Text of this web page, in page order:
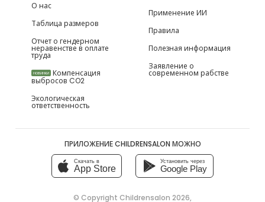
О нас
Таблица размеров
Отчет о гендерном
неравенстве в оплате
труда
НОВИНКИ Компенсация
выбросов CO2
Экологическая
ответственность
Применение ИИ
Правила
Полезная информация
Заявление о
современном рабстве
ПРИЛОЖЕНИЕ CHILDRENSALON МОЖНО
Скачать в
App Store
Установить через
Google Play
© Copyright Childrensalon 2026,